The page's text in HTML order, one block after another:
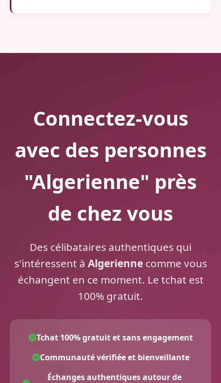
Connectez-vous
avec des personnes
"Algerienne" près
de chez vous
Des célibataires authentiques qui
s'intéressent à Algeriennecomme vous
échangent en ce moment. Le tchat est
100% gratuit.
Tchat 100% gratuit et sans engagement
Communauté vérifiée et bienveillante
Échanges authentiques autour de